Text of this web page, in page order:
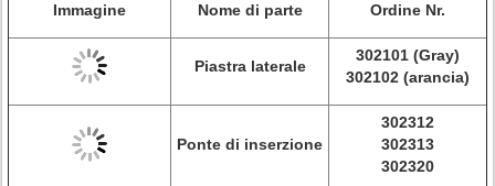
Immagine Nome di parte Ordine Nr.
Piastra laterale
302101 (Gray)
302102 (arancia)
Ponte di inserzione
302312
302313
302320